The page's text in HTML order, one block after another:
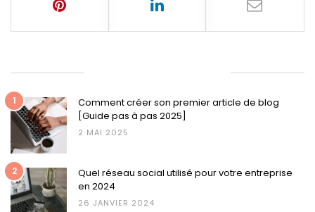
1
Comment créer son premier article de blog
[Guide pas à pas 2025]
2 MAI 2025
2
Quel réseau social utilisé pour votre entreprise
en 2024
26 JANVIER 2024